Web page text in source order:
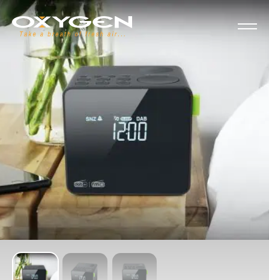
Panel de gestión de cookies